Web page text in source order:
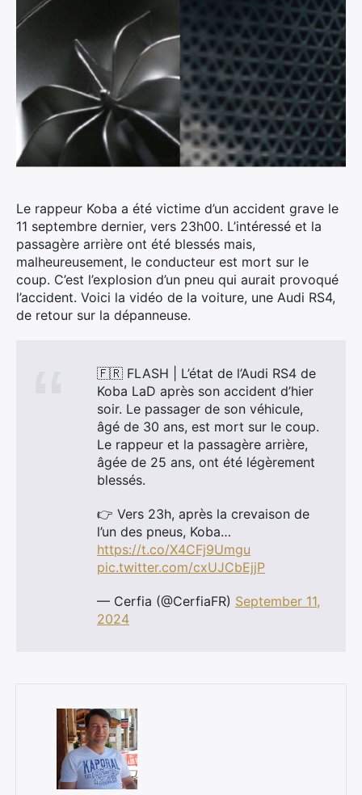
Le rappeur Koba a été victime d’un accident grave le
11 septembre dernier, vers 23h00. L’intéressé et la
passagère arrière ont été blessés mais,
malheureusement, le conducteur est mort sur le
coup. C’est l’explosion d’un pneu qui aurait provoqué
l’accident. Voici la vidéo de la voiture, une Audi RS4,
de retour sur la dépanneuse.
🇫🇷 FLASH | L’état de l’Audi RS4 de
Koba LaD après son accident d’hier
soir. Le passager de son véhicule,
âgé de 30 ans, est mort sur le coup.
Le rappeur et la passagère arrière,
âgée de 25 ans, ont été légèrement
blessés.
👉 Vers 23h, après la crevaison de
l’un des pneus, Koba…
https://t.co/X4CFj9Umgu
pic.twitter.com/cxUJCbEjjP
— Cerfia (@CerfiaFR) September 11,
2024